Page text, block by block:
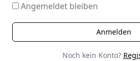
Angemeldet bleiben
Noch kein Konto?